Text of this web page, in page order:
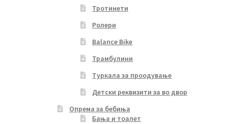
Тротинети
Ролери
Balance Bike
Трамбулини
Туркала за проодување
Детски реквизити за во двор
Опрема за бебиња
Бања и тоалет